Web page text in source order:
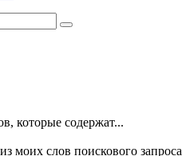
которые содержат...
из моих слов поискового запроса